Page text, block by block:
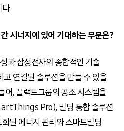
.
시너지에 있어 기대하는 부분은?
과 삼성전자의 종합적인 기술
고 연결된 솔루션을 만들 수 있을
어, 플랙트그룹의 공조 시스템을
Pro), 빌딩 통합 솔루션
된 에너지 관리와 스마트빌딩